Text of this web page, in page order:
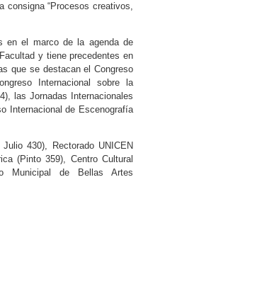
consigna “Procesos creativos,
en el marco de la agenda de
y tiene precedentes en
que se destacan el Congreso
Internacional sobre la
las Jornadas Internacionales
Internacional de Escenografía
430), Rectorado UNICEN
(Pinto 359), Centro Cultural
Municipal de Bellas Artes